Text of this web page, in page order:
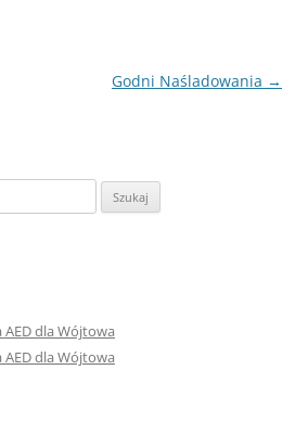
Godni Naśladowania →
dla Wójtowa
dla Wójtowa